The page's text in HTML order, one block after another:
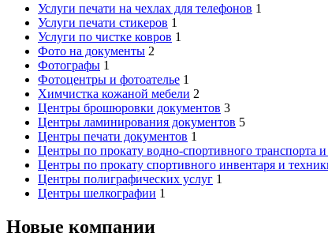
Услуги печати на чехлах для телефонов 1
Услуги печати стикеров 1
Услуги по чистке ковров 1
Фото на документы 2
Фотографы 1
Фотоцентры и фотоателье 1
Химчистка кожаной мебели 2
Центры брошюровки документов 3
Центры ламинирования документов 5
Центры печати документов 1
Центры по прокату водно-спортивного транспорта
Центры по прокату спортивного инвентаря и
Центры полиграфических услуг 1
Центры шелкографии 1
Новые компании